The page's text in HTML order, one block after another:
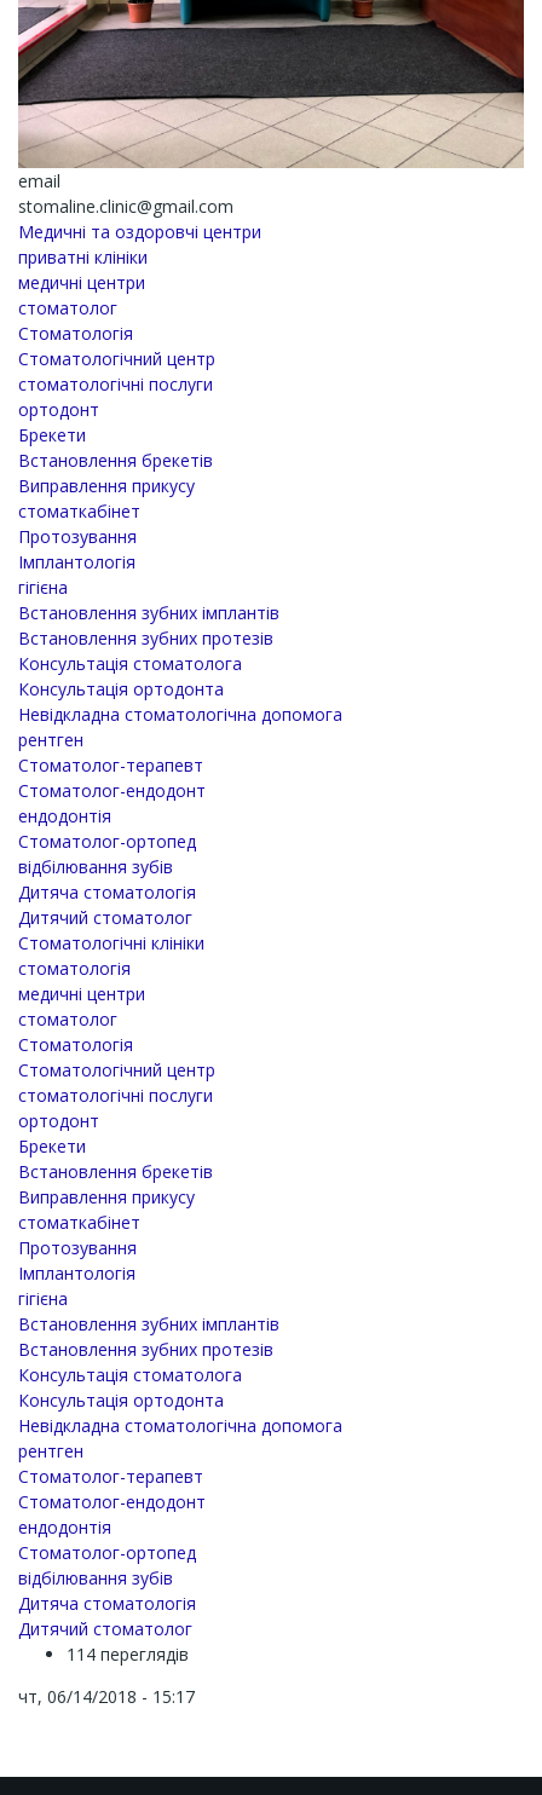
email
stomaline.clinic@gmail.com
Медичні та оздоровчі центри
приватні клініки
медичні центри
стоматолог
Стоматологія
Стоматологічний центр
стоматологічні послуги
ортодонт
Брекети
Встановлення брекетів
Виправлення прикусу
стоматкабінет
Протозування
Імплантологія
гігієна
Встановлення зубних імплантів
Встановлення зубних протезів
Консультація стоматолога
Консультація ортодонта
Невідкладна стоматологічна допомога
рентген
Стоматолог-терапевт
Стоматолог-ендодонт
ендодонтія
Стоматолог-ортопед
відбілювання зубів
Дитяча стоматологія
Дитячий стоматолог
Стоматологічні клініки
стоматологія
медичні центри
стоматолог
Стоматологія
Стоматологічний центр
стоматологічні послуги
ортодонт
Брекети
Встановлення брекетів
Виправлення прикусу
стоматкабінет
Протозування
Імплантологія
гігієна
Встановлення зубних імплантів
Встановлення зубних протезів
Консультація стоматолога
Консультація ортодонта
Невідкладна стоматологічна допомога
рентген
Стоматолог-терапевт
Стоматолог-ендодонт
ендодонтія
Стоматолог-ортопед
відбілювання зубів
Дитяча стоматологія
Дитячий стоматолог
114 переглядів
чт, 06/14/2018 - 15:17